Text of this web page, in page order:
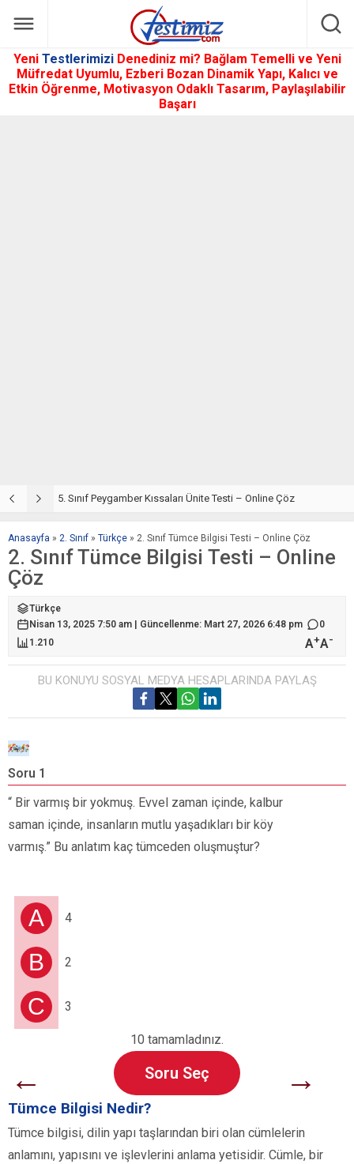
Yeni Testlerimizi Denediniz mi? Bağlam Temelli ve Yeni
Müfredat Uyumlu, Ezberi Bozan Dinamik Yapı, Kalıcı ve
Etkin Öğrenme, Motivasyon Odaklı Tasarım, Paylaşılabilir
Başarı
5. Sınıf Peygamber Kıssaları Ünite Testi – Online Çöz
Anasayfa » 2. Sınıf » Türkçe » 2. Sınıf Tümce Bilgisi Testi – Online Çöz
2. Sınıf Tümce Bilgisi Testi – Online
Çöz
Türkçe
Nisan 13, 2025 7:50 am | Güncellenme: Mart 27, 2026 6:48 pm
0
1.210
A+A-
BU KONUYU SOSYAL MEDYA HESAPLARINDA PAYLAŞ
Soru 1
“ Bir varmış bir yokmuş. Evvel zaman içinde, kalbur
saman içinde, insanların mutlu yaşadıkları bir köy
varmış.” Bu anlatım kaç tümceden oluşmuştur?
A 4
B 2
C 3
10 tamamladınız.
← Soru Seç →
Tümce Bilgisi Nedir?
Tümce bilgisi, dilin yapı taşlarından biri olan cümlelerin
anlamını, yapısını ve işlevlerini anlama yetisidir. Cümle, bir